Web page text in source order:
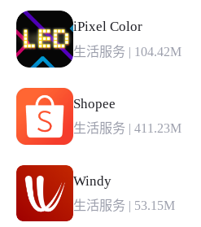
iPixel Color
生活服务 | 104.42M
Shopee
生活服务 411.23M
Windy
生活服务 | 53.15M